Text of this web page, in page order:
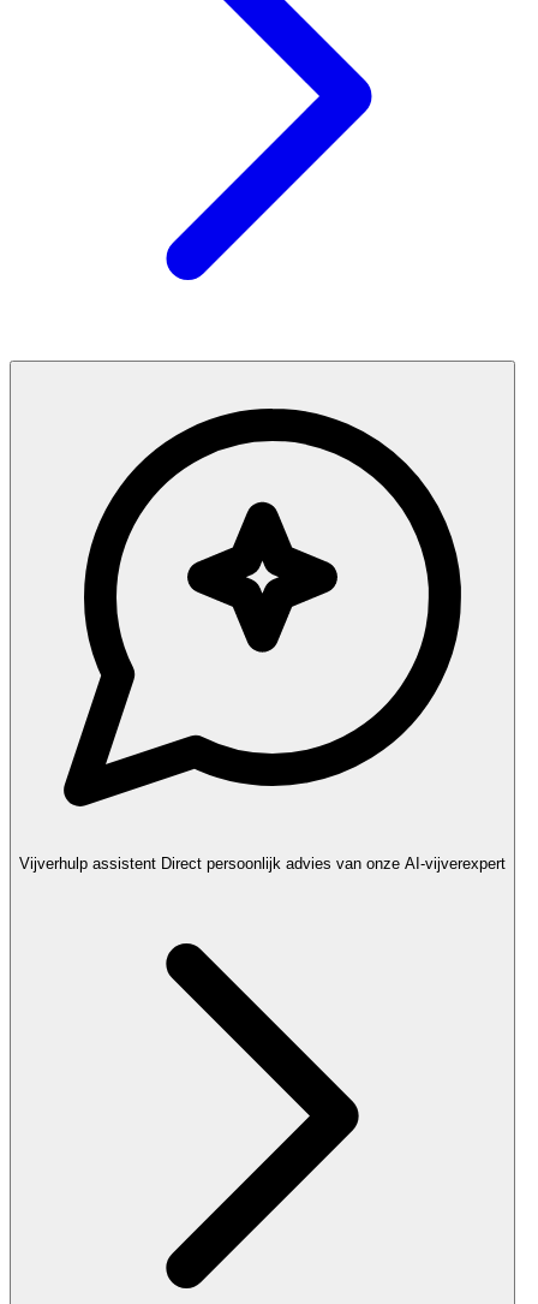
Vijverhulp assistent Direct persoonlijk advies van onze AI-vijverexpert